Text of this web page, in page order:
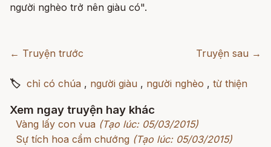
người nghèo trở nên giàu có".
← Truyện trước Truyện sau →
🏷 chỉ có chúa , người giàu , người nghèo , từ thiện
Xem ngay truyện hay khác
Vàng lấy con vua (Tạo lúc: 05/03/2015)
Sự tích hoa cẩm chướng (Tạo lúc: 05/03/2015)